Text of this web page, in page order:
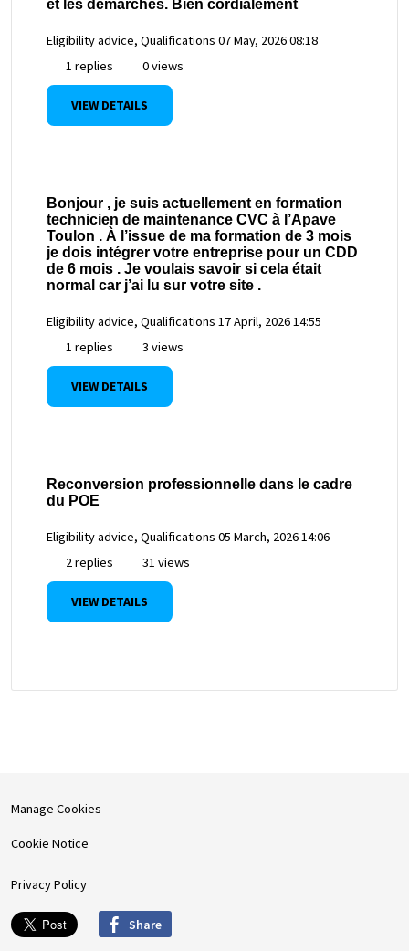
et les démarches. Bien cordialement
Eligibility advice, Qualifications 07 May, 2026 08:18
1 replies
0 views
VIEW DETAILS
Bonjour , je suis actuellement en formation
technicien de maintenance CVC à l’Apave
Toulon . À l’issue de ma formation de 3 mois
je dois intégrer votre entreprise pour un CDD
de 6 mois . Je voulais savoir si cela était
normal car j’ai lu sur votre site .
Eligibility advice, Qualifications 17 April, 2026 14:55
1 replies
3 views
VIEW DETAILS
Reconversion professionnelle dans le cadre
du POE
Eligibility advice, Qualifications 05 March, 2026 14:06
2 replies
31 views
VIEW DETAILS
Manage Cookies
Cookie Notice
Privacy Policy
Share